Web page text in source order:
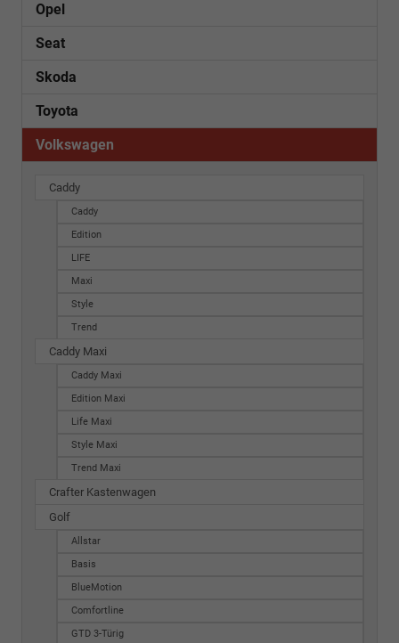
Opel
Seat
Skoda
Toyota
Volkswagen
Caddy
Caddy
Edition
LIFE
Maxi
Style
Trend
Caddy Maxi
Caddy Maxi
Edition Maxi
Life Maxi
Style Maxi
Trend Maxi
Crafter Kastenwagen
Golf
Allstar
Basis
BlueMotion
Comfortline
GTD 3-Türig